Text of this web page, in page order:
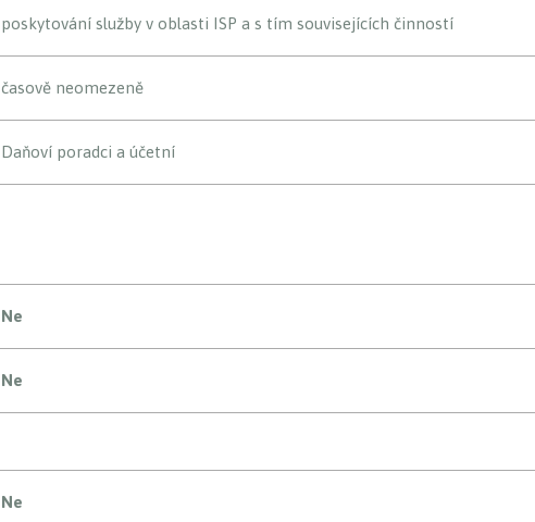
poskytování služby v oblasti ISP a s tím souvisejících činností
časově neomezeně
Daňoví poradci a účetní
Ne
Ne
Ne